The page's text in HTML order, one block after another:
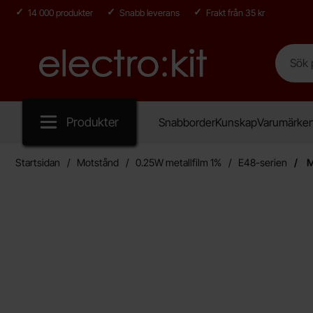
14 000 produkter Snabb leverans Frakt från 35 kr
Startsidan för Electro:kit
Sök
Sök på
Produkter SnabborderKunskap
Startsidan Motstånd 0.25W metallfilm 1% E48-serien